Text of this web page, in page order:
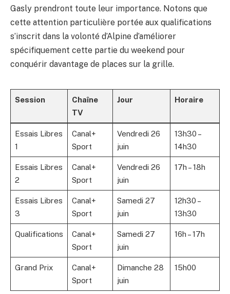
Gasly prendront toute leur importance. Notons que
cette attention particulière portée aux qualifications
s’inscrit dans la volonté d’Alpine d’améliorer
spécifiquement cette partie du weekend pour
conquérir davantage de places sur la grille.
Session
Chaîne
TV
Jour Horaire
Essais Libres
1
Canal+
Sport
Vendredi 26
juin
13h30 –
14h30
Essais Libres
2
Canal+
Sport
Vendredi 26
juin
17h – 18h
Essais Libres
3
Canal+
Sport
Samedi 27
juin
12h30 –
13h30
Qualifications
Canal+
Sport
Samedi 27
juin
16h – 17h
Grand Prix
Canal+
Sport
Dimanche 28
juin
15h00